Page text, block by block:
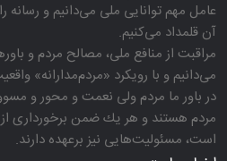
عامل مهم توانایی ملی می‌دانیم و رسانه
آن قلمداد می‌كنیم.
مراقبت از منافع ملی، مصالح مردم و
می‌دانیم و با رویكرد «مردم‌مدارانه‌»
در باور ما مردم ولی نعمت و محور و
مردم هستند و هر یك ضمن برخورداری
است، مسئولیت‌هایی نیز برعهده دارند.